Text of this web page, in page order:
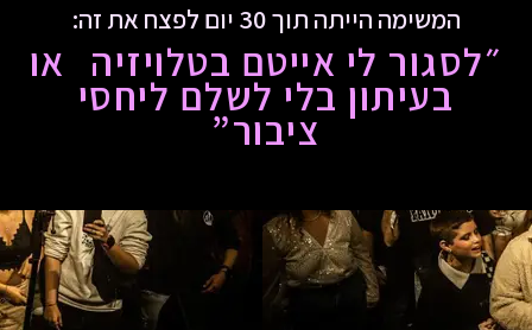
המשימה הייתה תוך 30 יום לפצח את זה:
״לסגור לי אייטם בטלויזיה או
בעיתון בלי לשלם ליחסי
ציבור”